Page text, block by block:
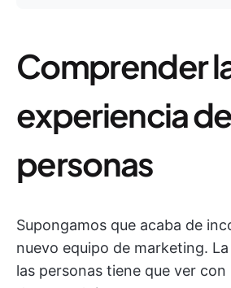
Comprender
experiencia
personas
Supongamos que acaba de
nuevo equipo de marketing.
las personas tiene que ver